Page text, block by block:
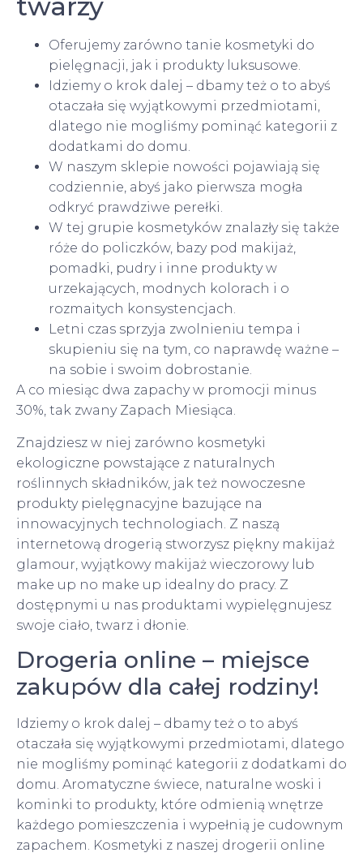
Oferujemy zarówno tanie kosmetyki do
pielęgnacji, jak i produkty luksusowe.
Idziemy o krok dalej – dbamy też o to abyś
otaczała się wyjątkowymi przedmiotami,
dlatego nie mogliśmy pominąć kategorii z
dodatkami do domu.
W naszym sklepie nowości pojawiają się
codziennie, abyś jako pierwsza mogła
odkryć prawdziwe perełki.
W tej grupie kosmetyków znalazły się także
róże do policzków, bazy pod makijaż,
pomadki, pudry i inne produkty w
urzekających, modnych kolorach i o
rozmaitych konsystencjach.
Letni czas sprzyja zwolnieniu tempa i
skupieniu się na tym, co naprawdę ważne –
na sobie i swoim dobrostanie.
A co miesiąc dwa zapachy w promocji minus
30%, tak zwany Zapach Miesiąca.
Znajdziesz w niej zarówno kosmetyki
ekologiczne powstające z naturalnych
roślinnych składników, jak też nowoczesne
produkty pielęgnacyjne bazujące na
innowacyjnych technologiach. Z naszą
internetową drogerią stworzysz piękny makijaż
glamour, wyjątkowy makijaż wieczorowy lub
make up no make up idealny do pracy. Z
dostępnymi u nas produktami wypielęgnujesz
swoje ciało, twarz i dłonie.
Drogeria online – miejsce
zakupów dla całej rodziny!
Idziemy o krok dalej – dbamy też o to abyś
otaczała się wyjątkowymi przedmiotami, dlatego
nie mogliśmy pominąć kategorii z dodatkami do
domu. Aromatyczne świece, naturalne woski i
kominki to produkty, które odmienią wnętrze
każdego pomieszczenia i wypełnią je cudownym
zapachem. Kosmetyki z naszej drogerii online